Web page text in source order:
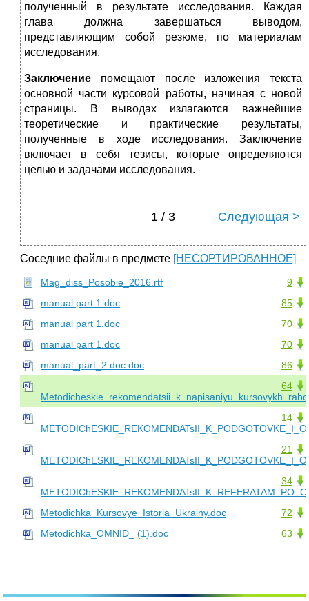
полученный в результате исследования. Каждая
глава должна завершаться выводом,
представляющим собой резюме, по материалам
исследования.
Заключение
помещают после изложения текста
основной части курсовой работы, начиная с новой
страницы. В выводах излагаются важнейшие
теоретические и практические результаты,
полученные в ходе исследования. Заключение
включает в себя тезисы, которые определяются
целью и задачами исследования.
1 / 3 Следующая >
Соседние файлы в предмете [НЕСОРТИРОВАННОЕ]
9
Mag_diss_Posobie_2016.rtf
85
manual part 1.doc
70
manual part 1.doc
70
manual part 1.doc
86
manual_part_2.doc.doc
64
14
21
34
72
Metodichka_Kursovye_Istoria_Ukrainy.doc
63
Metodichka_OMNID_ (1).doc